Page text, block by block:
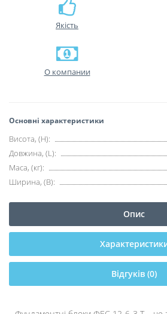
Якість
О компании
Основні характеристики
Висота, (H):
Довжина, (L):
Маса, (кг):
Ширина, (B):
Опис
Відгуків (0)